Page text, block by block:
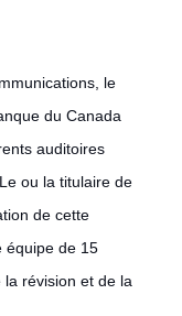
le
du Canada
auditoires
ou la titulaire de
de cette
équipe de 15
révision et de la